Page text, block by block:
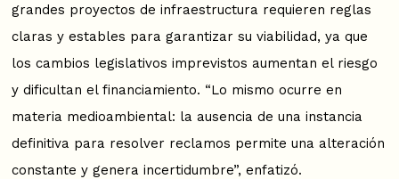
grandes proyectos de infraestructura requieren reglas
claras y estables para garantizar su viabilidad, ya que
los cambios legislativos imprevistos aumentan el riesgo
y dificultan el financiamiento. “Lo mismo ocurre en
materia medioambiental: la ausencia de una instancia
definitiva para resolver reclamos permite una alteración
constante y genera incertidumbre”, enfatizó.